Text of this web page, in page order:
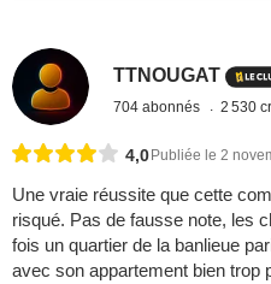
TTNOUGAT
704 abonnés 2 530
4,0 Publiée le 2
Une vraie réussite que cette
risqué. Pas de fausse note, les
fois un quartier de la banlieue
avec son appartement bien trop